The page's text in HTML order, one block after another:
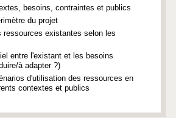
besoins, contraintes et publics
du projet
ressources existantes selon les
entre l'existant et les besoins
à adapter ?)
d'utilisation des ressources en
contextes et publics